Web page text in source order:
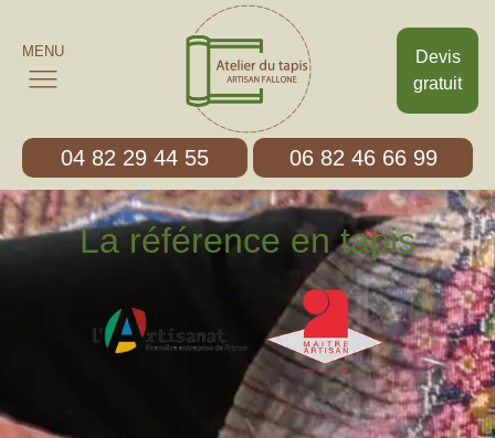
Devis
gratuit
MENU
04 82 29 44 55 06 82 46 66 99
La référence en tapis